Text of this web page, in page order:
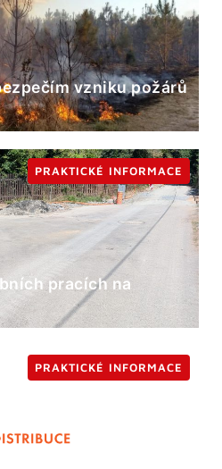
vzniku požárů
pracích na
PRAKTICKÉ INFORMACE
PRAKTICKÉ INFORMACE